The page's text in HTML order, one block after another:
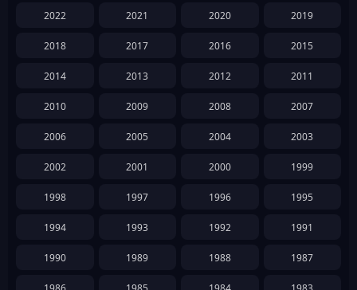
2022 2021 2020 2019
2018 2017 2016 2015
2014 2013 2012 2011
2010 2009 2008 2007
2006 2005 2004 2003
2002 2001 2000 1999
1998 1997 1996 1995
1994 1993 1992 1991
1990 1989 1988 1987